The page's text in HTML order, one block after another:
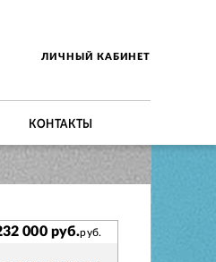
ЛИЧНЫЙ КАБИНЕТ
КОНТАКТЫ
000 руб.руб.